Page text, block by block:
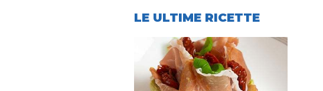
LE ULTIME RICETTE